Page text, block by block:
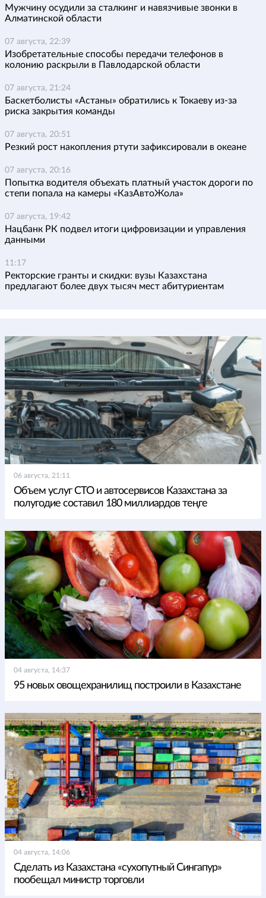
Мужчину осудили за сталкинг и навязчивые звонки в
Алматинской области
07 августа, 22:39
Изобретательные способы передачи телефонов в
колонию раскрыли в Павлодарской области
07 августа, 21:24
Баскетболисты «Астаны» обратились к Токаеву из-за
риска закрытия команды
07 августа, 20:51
Резкий рост накопления ртути зафиксировали в океане
07 августа, 20:16
Попытка водителя объехать платный участок дороги по
степи попала на камеры «КазАвтоЖола»
07 августа, 19:42
Нацбанк РК подвел итоги цифровизации и управления
данными
11:17
Ректорские гранты и скидки: вузы Казахстана
предлагают более двух тысяч мест абитуриентам
06 августа, 21:11
Объем услуг СТО и автосервисов Казахстана за
полугодие составил 180 миллиардов теңге
04 августа, 14:37
95 новых овощехранилищ построили в Казахстане
04 августа, 14:06
Сделать из Казахстана «сухопутный Сингапур»
пообещал министр торговли